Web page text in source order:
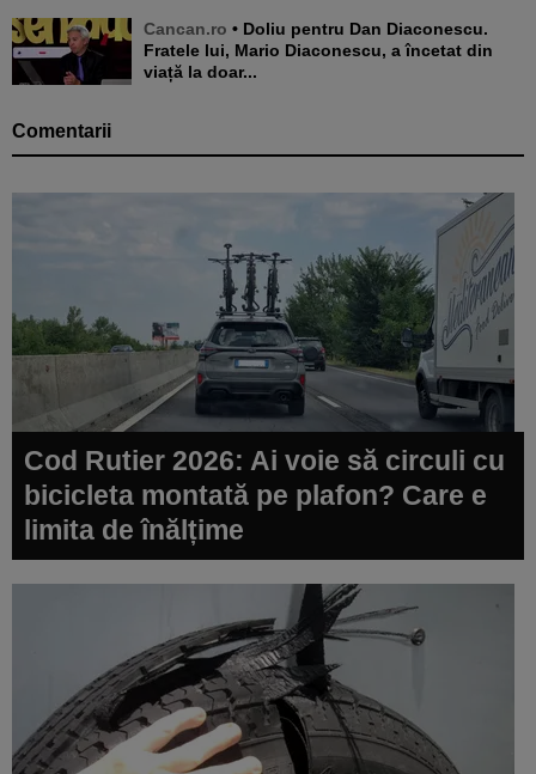
Cancan.ro • Doliu pentru Dan Diaconescu.
Fratele lui, Mario Diaconescu, a încetat din
viață la doar...
Comentarii
Cod Rutier 2026: Ai voie să circuli cu
bicicleta montată pe plafon? Care e
limita de înălțime